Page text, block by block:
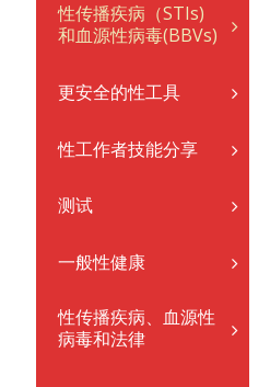
性传播疾病（STIs)
和血源性病毒(BBVs)
更安全的性工具
性工作者技能分享
测试
一般性健康
性传播疾病、血源性
病毒和法律